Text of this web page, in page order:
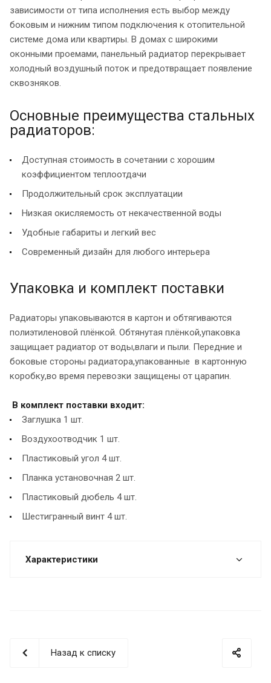
зависимости от типа исполнения есть выбор между
боковым и нижним типом подключения к отопительной
системе дома или квартиры. В домах с широкими
оконными проемами, панельный радиатор перекрывает
холодный воздушный поток и предотвращает появление
сквозняков.
Основные преимущества стальных
радиаторов:
Доступная стоимость в сочетании с хорошим
коэффициентом теплоотдачи
Продолжительный срок эксплуатации
Низкая окисляемость от некачественной воды
Удобные габариты и легкий вес
Современный дизайн для любого интерьера
Упаковка и комплект поставки
Радиаторы упаковываются в картон и обтягиваются
полиэтиленовой плёнкой. Обтянутая плёнкой,упаковка
защищает радиатор от воды,влаги и пыли. Передние и
боковые стороны радиатора,упакованные в картонную
коробку,во время перевозки защищены от царапин.
В комплект поставки входит:
Заглушка 1 шт.
Воздухоотводчик 1 шт.
Пластиковый угол 4 шт.
Планка установочная 2 шт.
Пластиковый дюбель 4 шт.
Шестигранный винт 4 шт.
Характеристики
Назад к списку